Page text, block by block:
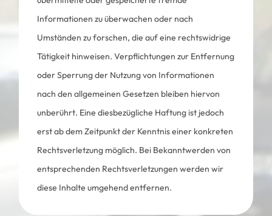
Informationen zu überwachen oder nach
Umständen zu forschen, die auf eine rechtswidrige
Tätigkeit hinweisen. Verpflichtungen zur Entfernung
oder Sperrung der Nutzung von Informationen
nach den allgemeinen Gesetzen bleiben hiervon
unberührt. Eine diesbezügliche Haftung ist jedoch
erst ab dem Zeitpunkt der Kenntnis einer konkreten
Rechtsverletzung möglich. Bei Bekanntwerden von
entsprechenden Rechtsverletzungen werden wir
diese Inhalte umgehend entfernen.